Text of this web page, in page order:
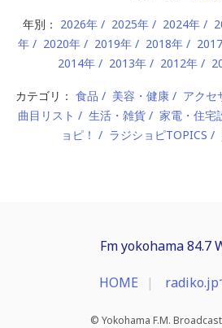
年別： 2026年 2025年 2024年
年
2020年 2019年 2018年
2014年
2013年 2012年
カテゴリ： 食品 美容・健康 アクセ
曲目リスト
生活・雑貨 家電・住宅
ョピ！
ラジショピTOPICS
Fm yokohama 84.7
HOME radiko.jp
© Yokohama F.M.